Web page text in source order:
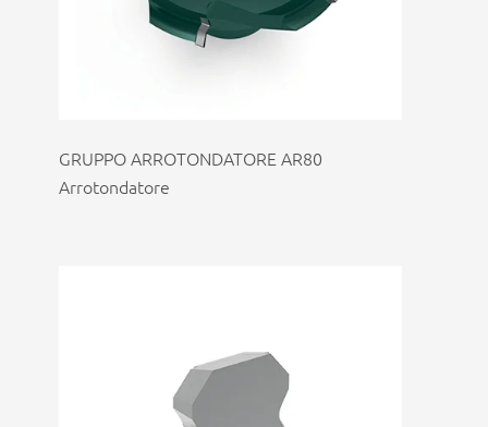
GRUPPO ARROTONDATORE AR80
Arrotondatore